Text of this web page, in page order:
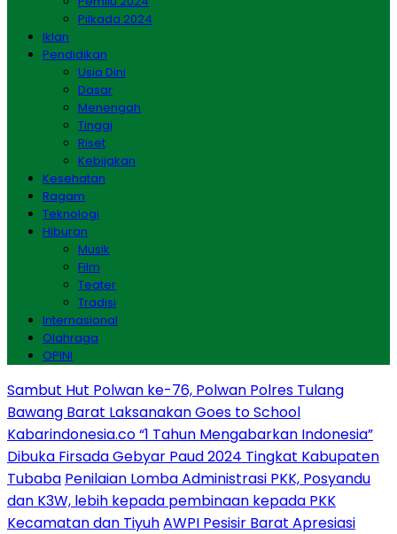
Pilkada 2024
Iklan
Pendidikan
Usia Dini
Dasar
Menengah
Tinggi
Riset
Kebijakan
Kesehatan
Ragam
Teknologi
Hiburan
Musik
Film
Teater
Tradisi
Internasional
Olahraga
OPINI
Sambut Hut Polwan ke-76, Polwan Polres Tulang
Bawang Barat Laksanakan Goes to School
Kabarindonesia.co “1 Tahun Mengabarkan Indonesia”
Dibuka Firsada Gebyar Paud 2024 Tingkat Kabupaten
Tubaba Penilaian Lomba Administrasi PKK, Posyandu
dan K3W, lebih kepada pembinaan kepada PKK
Kecamatan dan TiyuhAWPI Pesisir Barat Apresiasi